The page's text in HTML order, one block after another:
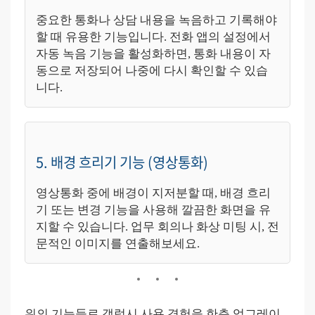
중요한 통화나 상담 내용을 녹음하고 기록해야
할 때 유용한 기능입니다. 전화 앱의 설정에서
자동 녹음 기능을 활성화하면, 통화 내용이 자
동으로 저장되어 나중에 다시 확인할 수 있습
니다.
5. 배경 흐리기 기능 (영상통화)
영상통화 중에 배경이 지저분할 때, 배경 흐리
기 또는 변경 기능을 사용해 깔끔한 화면을 유
지할 수 있습니다. 업무 회의나 화상 미팅 시, 전
문적인 이미지를 연출해보세요.